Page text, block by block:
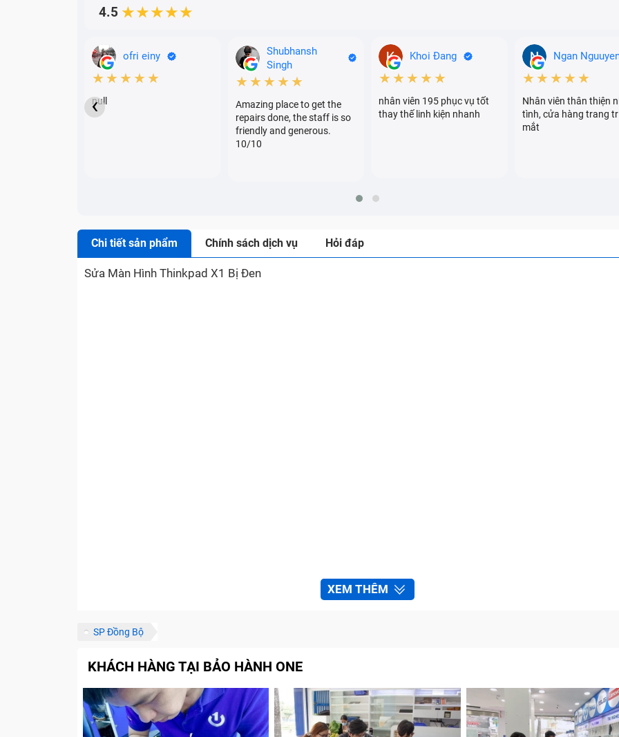
4.5 ★★★★★
ofri einy
★★★★★
null
Shubhansh
Singh
★★★★★
Amazing place to get the
repairs done, the staff is so
friendly and generous.
10/10
Khoi Đang
★★★★★
nhân viên 195 phục vụ tốt
thay thế linh kiện nhanh
Ngan
★★★★★
Nhân viên thân thiện
tình, cửa hàng trang
mắt
‹
Chi tiết sản phẩm Chính sách dịch vụ Hỏi đáp
Sửa Màn Hình Thinkpad X1 Bị Đen
XEM THÊM
SP Đồng Bộ
KHÁCH HÀNG TẠI BẢO HÀNH ONE